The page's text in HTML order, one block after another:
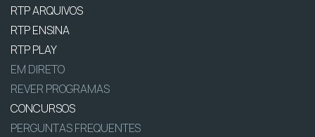
RTP ARQUIVOS
RTP ENSINA
RTP PLAY
EM DIRETO
REVER PROGRAMAS
CONCURSOS
PERGUNTAS FREQUENTES